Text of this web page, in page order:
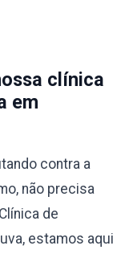
clínica
em
contra a
não precisa
de
estamos aqui